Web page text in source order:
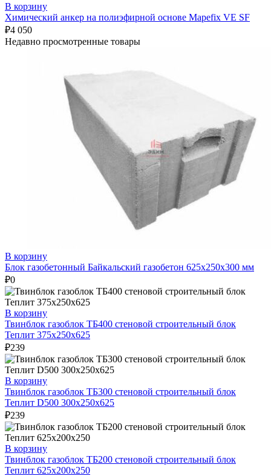
В корзину
Химический анкер на полиэфирной основе Mapefix VE SF
₽4 050
Недавно просмотренные товары
В корзину
Блок газобетонный Байкальский газобетон 625х250х300 мм
₽0
В корзину
Твинблок газоблок ТБ400 стеновой строительный блок
Теплит 375х250х625
₽239
В корзину
Твинблок газоблок ТБ300 стеновой строительный блок
Теплит D500 300х250х625
₽239
В корзину
Твинблок газоблок ТБ200 стеновой строительный блок
Теплит 625х200х250